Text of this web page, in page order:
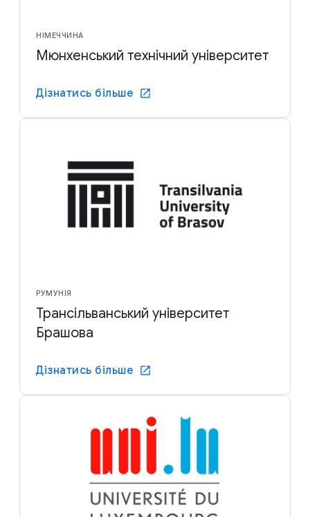
НІМЕЧЧИНА
Мюнхенський технічний університет
Дізнатись більше
РУМУНІЯ
Трансільванський університет
Брашова
Дізнатись більше